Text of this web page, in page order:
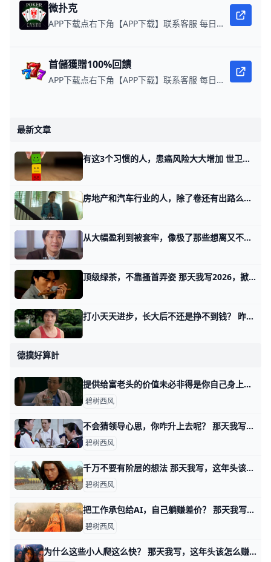
微扑克
APP下载点右下角【APP下载】联系客服 每日更新可用链接 微扑克 WPK真人在线约局，领WPK钻石。
首儲獲贈100%回饋
APP下载点右下角【APP下载】联系客服 每日更新可用链接 每日保底獎池10,000美金
最新文章
有这3个习惯的人，患癌风险大大增加 世卫组织下属国际癌症研究机构发布数据显示，世界上约1/5的人会患上某种癌症，约1/9的男性和1/12的女性死于癌症。 生活方式不好，会增加患癌
房地产和汽车行业的人，除了卷还有出路么？ 那天我谈及了很多的行业，但是漏了俩大的，当天就有汽车行业的从业者问我，咋不谈谈他们。 我没有特意谈的原因，是我觉得汽车行业就像房地产一样，它的
从大幅盈利到被套牢，像极了那些想离又不知该不该离的婚姻 我那天在婚姻职场与投资的话题的第三个部分里面提到一件事。 我说，你当下持有的那个品种，看着浮盈很多，此时此刻，不等于你投资成功了。 因为你并没有
顶级绿茶，不靠搔首弄姿 那天我写2026，掀起滔天巨浪的时候，有个读者留言说： 他觉得他后脑勺发痒，好像想通了点什么，但转念一想呢，又觉得沮丧。 因为他发现，有许多年轻
打小天天进步，长大后不还是挣不到钱？ 昨天我讲如何做自身命运的编剧时，有读者问了我这么一个问题。 他觉得即便只有前三个部分，也应该够用了呀。 你看，我已经选对了路，而且知道目标，导航
德撲好算計
提供给富老头的价值未必非得是你自己身上的 那天我写这年头该怎么赚钱时，有个在美国工作的，副业做一对一家教的读者问，怎么打开富老头的圈子。 我说终归得提供价值，对方看得上的价值。 有其他读
碧树西风
不会猜领导心思，你咋升上去呢？ 那天我写这年头该怎么赚钱时，我说表演型的工作，很多人是不过滤的，简单说就是拿手下当小白鼠。 你自己去撞南墙吧。 有读者看了之后，感慨说，过滤干净
碧树西风
千万不要有阶层的想法 那天我写，这年头该怎么赚钱时，有读者留言问我说，可不可以认为那四种不同方式下，阶层有所抬升？ 首先，我纠正你一个想法，当然这个想法很普遍，就是
碧树西风
把工作承包给AI，自己躺赚差价？ 那天我写，这年头该怎么赚钱时，有读者问我，如果自己从事的是耗材型的工作，又无心提升。 是不是只要用好AI，让它去当耗材替身，就会迎来春天？ 就像
碧树西风
为什么这些小人爬这么快？ 那天我写，这年头该怎么赚钱时，有个读者留言问我： 他说，他感觉，好像那四个类型，无论哪个，都是小人爬的更加快。 按说不该这么讲，因为有些书生气，